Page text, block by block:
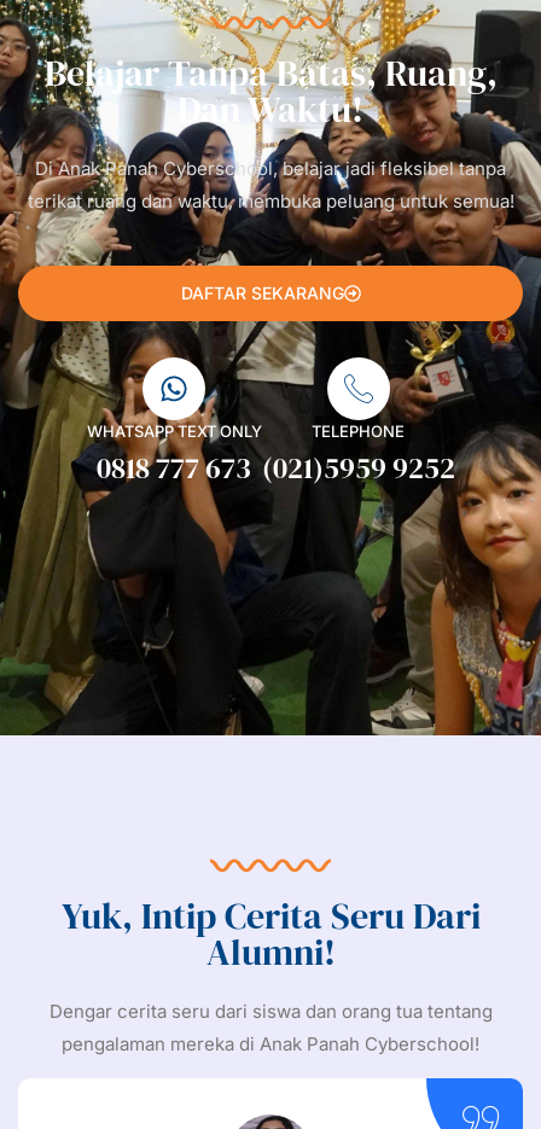
Belajar Tanpa Batas, Ruang,
Dan Waktu!
Di Anak Panah Cyberschool, belajar jadi fleksibel tanpa
terikat ruang dan waktu, membuka peluang untuk semua!
DAFTAR SEKARANG
WHATSAPP TEXT ONLY
0818 777 673
TELEPHONE
(021)5959 9252
Yuk, Intip Cerita Seru Dari
Alumni!
Dengar cerita seru dari siswa dan orang tua tentang
pengalaman mereka di Anak Panah Cyberschool!